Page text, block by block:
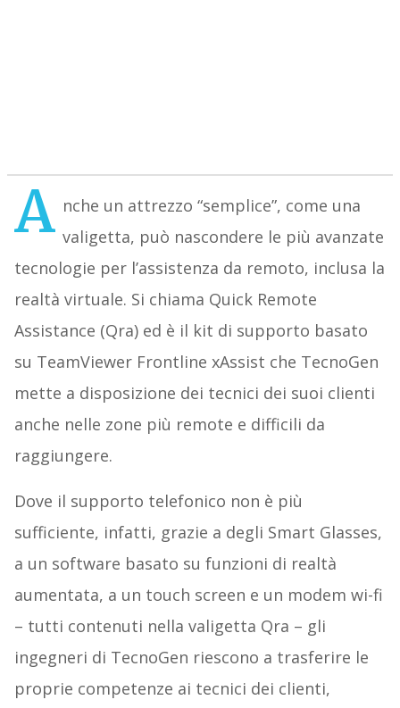
A nche un attrezzo “semplice”, come una
valigetta, può nascondere le più avanzate
tecnologie per l’assistenza da remoto, inclusa la
realtà virtuale. Si chiama Quick Remote
Assistance (Qra) ed è il kit di supporto basato
su TeamViewer Frontline xAssist che TecnoGen
mette a disposizione dei tecnici dei suoi clienti
anche nelle zone più remote e difficili da
raggiungere.
Dove il supporto telefonico non è più
sufficiente, infatti, grazie a degli Smart Glasses,
a un software basato su funzioni di realtà
aumentata, a un touch screen e un modem wi-fi
– tutti contenuti nella valigetta Qra – gli
ingegneri di TecnoGen riescono a trasferire le
proprie competenze ai tecnici dei clienti,